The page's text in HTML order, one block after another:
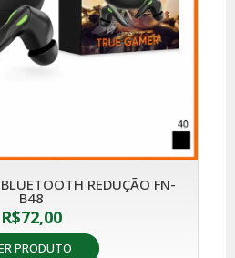
REDUÇÃO FN-
B48
R$72,00
PRODUTO